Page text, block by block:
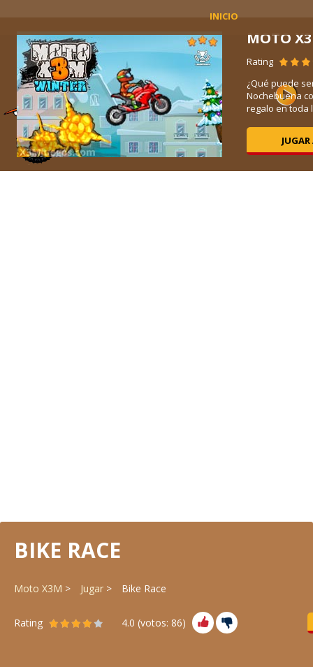
INICIO
MOTO
Rating
¿Qué puede
Nochebuena
regalo en toda
BIKE RACE
Moto X3M Jugar Bike Race
Rating 4.0 (votos: 86)